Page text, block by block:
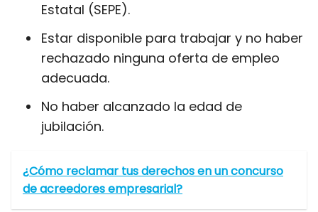
Estatal (SEPE).
Estar disponible para trabajar y no haber
rechazado ninguna oferta de empleo
adecuada.
No haber alcanzado la edad de
jubilación.
¿Cómo reclamar tus derechos en un concurso
de acreedores empresarial?